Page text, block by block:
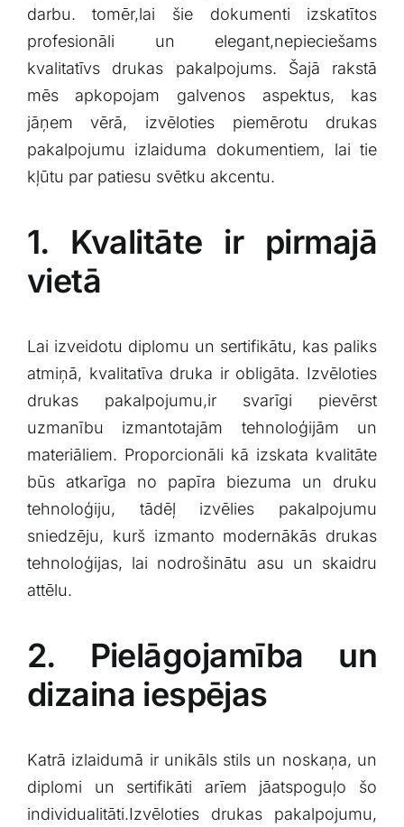
darbu. tomēr,lai⁤ šie⁤ dokumenti‍ izskatītos⁢
profesionāli un‍ elegant,nepieciešams‌
kvalitatīvs drukas pakalpojums. Šajā rakstā
mēs ​apkopojam galvenos ‌aspektus, kas
jāņem vērā, ‍izvēloties​ piemērotu drukas
pakalpojumu izlaiduma dokumentiem, lai tie
kļūtu⁢ par​ patiesu svētku akcentu.
1.​ Kvalitāte ir pirmajā
vietā
Lai⁤ izveidotu diplomu un sertifikātu, kas‍ paliks⁣
atmiņā, kvalitatīva druka ir obligāta. Izvēloties
drukas⁣ pakalpojumu,ir svarīgi pievērst
uzmanību izmantotajām tehnoloģijām un
materiāliem. Proporcionāli‌ kā izskata ⁣kvalitāte
būs atkarīga ​no ⁣papīra biezuma⁢ un⁢ druku
tehnoloģiju, tādēļ izvēlies pakalpojumu
sniedzēju, kurš izmanto modernākās drukas
tehnoloģijas, ‍lai nodrošinātu​ asu un⁤ skaidru
attēlu.
2. Pielāgojamība un
dizaina⁤ iespējas
Katrā izlaidumā ⁣ir unikāls stils un noskaņa, un
diplomi un sertifikāti arīem jāatspoguļo šo⁢
individualitāti.Izvēloties drukas pakalpojumu,